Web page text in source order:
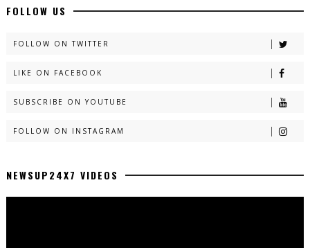
FOLLOW US
FOLLOW ON TWITTER
LIKE ON FACEBOOK
SUBSCRIBE ON YOUTUBE
FOLLOW ON INSTAGRAM
NEWSUP24X7 VIDEOS